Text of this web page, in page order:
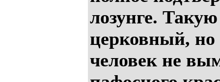
лозунге.
церковный,
человек не